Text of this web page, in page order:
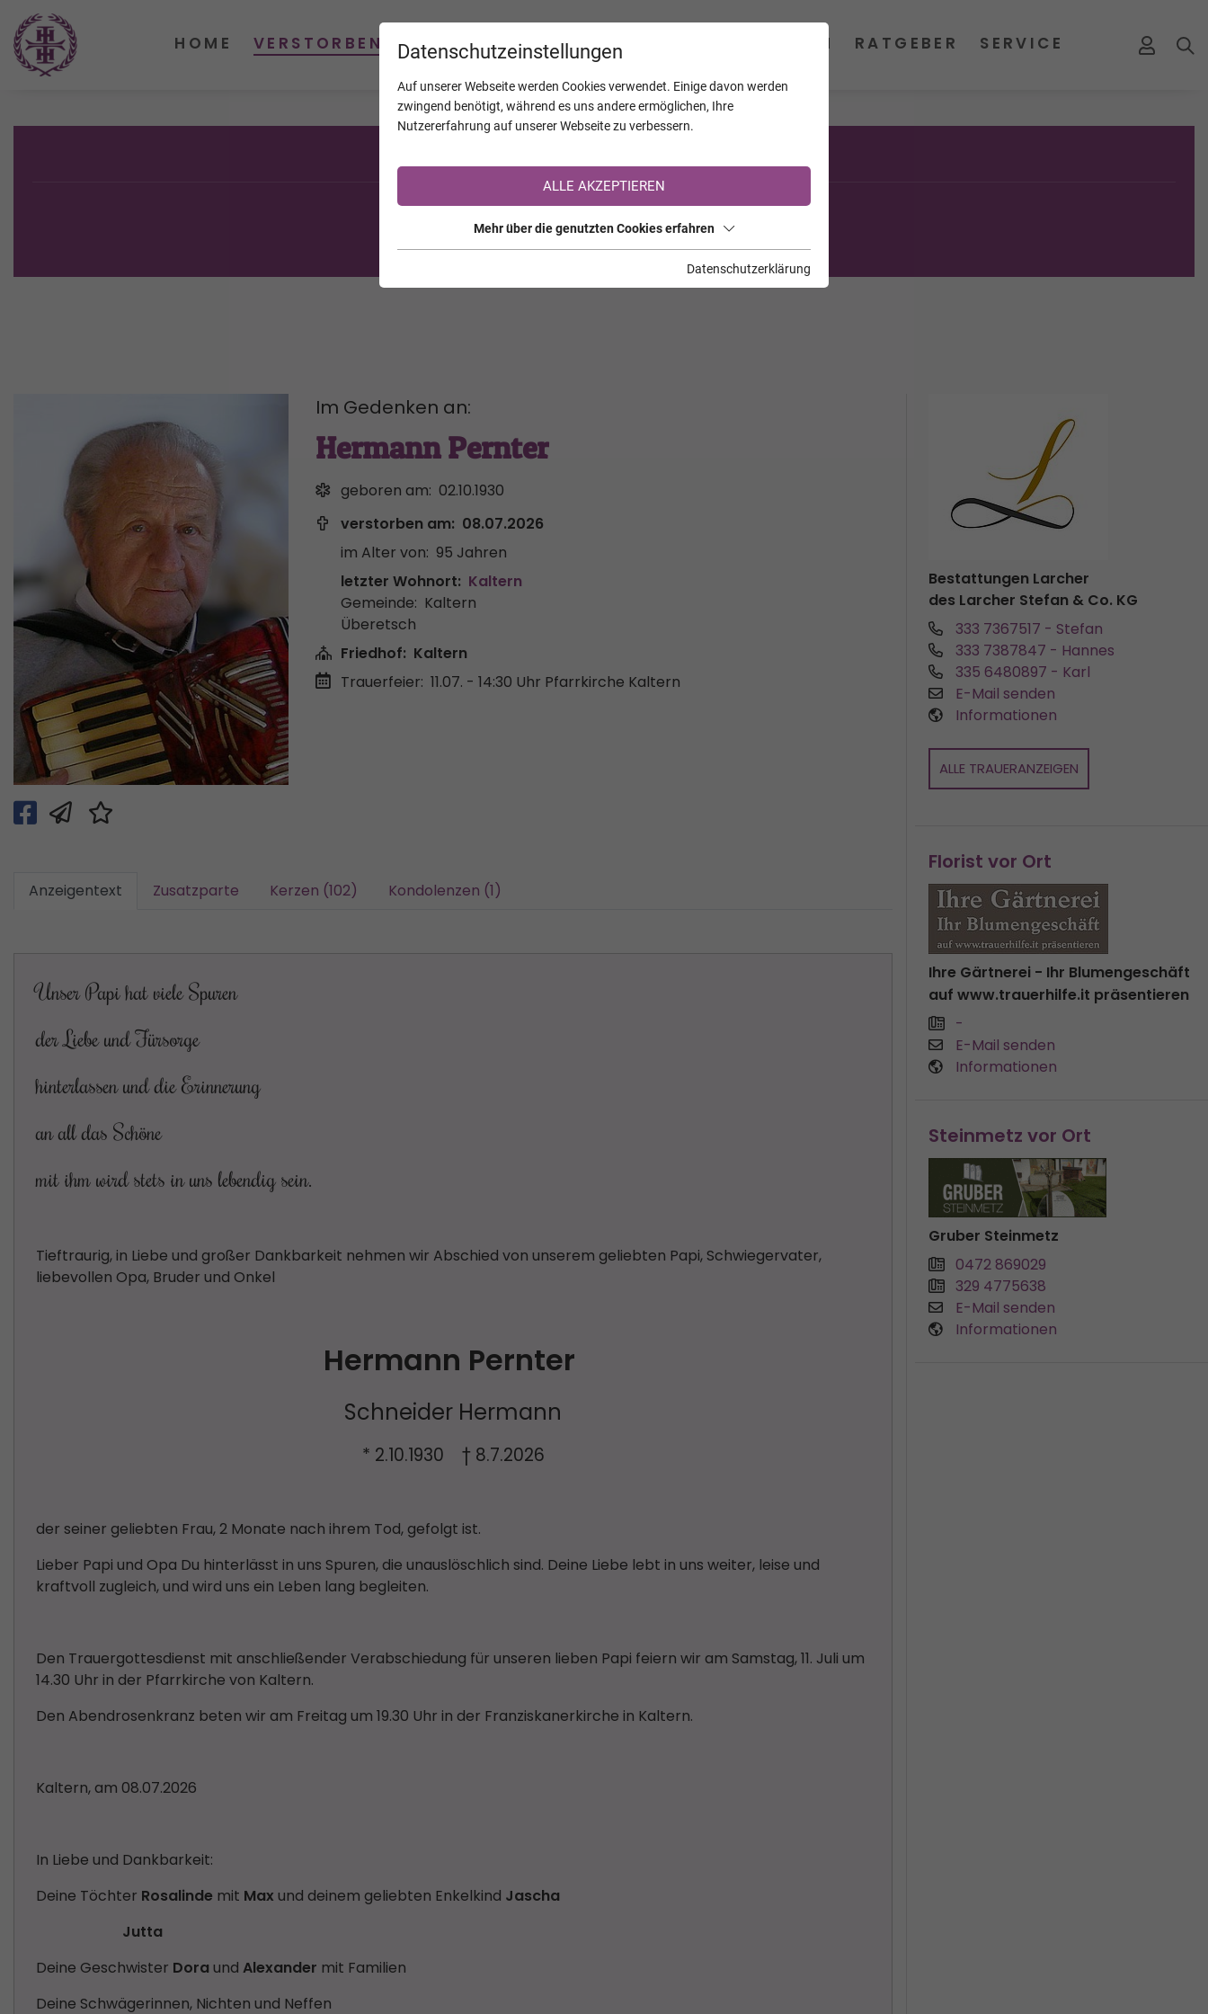
Sie sind noch nicht auf TrauerHilfe.it registriert?
>> zur kostenlosen Registrierung <<
Im Gedenken an:
Hermann Pernter
geboren am: 02.10.1930
verstorben am: 08.07.2026
im Alter von: 95 Jahren
letzter Wohnort: Kaltern
Gemeinde: Kaltern
Überetsch
Friedhof: Kaltern
Trauerfeier: 11.07. - 14:30 Uhr Pfarrkirche Kaltern
Anzeigentext Zusatzparte Kerzen (102) Kondolenzen (1)
Unser Papi hat viele Spuren
der Liebe und Fürsorge
hinterlassen und die Erinnerung
an all das Schöne
mit ihm wird stets in uns lebendig sein.
Tieftraurig, in Liebe und großer Dankbarkeit nehmen wir Abschied von unserem geliebten Papi, Schwiegervater,
liebevollen Opa, Bruder und Onkel
Hermann Pernter
Schneider Hermann
* 2.10.1930 † 8.7.2026
der seiner geliebten Frau, 2 Monate nach ihrem Tod, gefolgt ist.
Lieber Papi und Opa Du hinterlässt in uns Spuren, die unauslöschlich sind. Deine Liebe lebt in uns weiter, leise und
kraftvoll zugleich, und wird uns ein Leben lang begleiten.
Den Trauergottesdienst mit anschließender Verabschiedung für unseren lieben Papi feiern wir am Samstag, 11. Juli um
14.30 Uhr in der Pfarrkirche von Kaltern.
Den Abendrosenkranz beten wir am Freitag um 19.30 Uhr in der Franziskanerkirche in Kaltern.
Kaltern, am 08.07.2026
In Liebe und Dankbarkeit:
Deine Töchter Rosalinde mit Max und deinem geliebten Enkelkind Jascha
Jutta
Deine Geschwister Dora und Alexander mit Familien
Deine Schwägerinnen, Nichten und Neffen
Bestattungen Larcher
des Larcher Stefan & Co. KG
333 7367517 - Stefan
333 7387847 - Hannes
335 6480897 - Karl
E-Mail senden
Informationen
ALLE TRAUERANZEIGEN
Florist vor Ort
Ihre Gärtnerei - Ihr Blumengeschäft
auf www.trauerhilfe.it präsentieren
-
E-Mail senden
Informationen
Steinmetz vor Ort
Gruber Steinmetz
0472 869029
329 4775638
E-Mail senden
Informationen
Datenschutzeinstellungen
Auf unserer Webseite werden Cookies verwendet. Einige davon werden
zwingend benötigt, während es uns andere ermöglichen, Ihre
Nutzererfahrung auf unserer Webseite zu verbessern.
ALLE AKZEPTIEREN
Mehr über die genutzten Cookies erfahren
Datenschutzerklärung
HOME VERSTORBENE KALENDER JAHRESTAGE UNTERNEHMEN RATGEBER SERVICE